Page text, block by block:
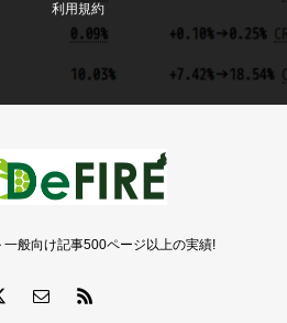
利用規約
一般向け記事500ページ以上の実績!